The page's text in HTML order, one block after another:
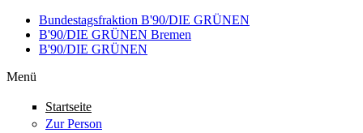
Direkt zum Inhalt
Bundestagsfraktion B'90/DIE GRÜNEN
B'90/DIE GRÜNEN Bremen
B'90/DIE GRÜNEN
Menü
Startseite
Zur Person